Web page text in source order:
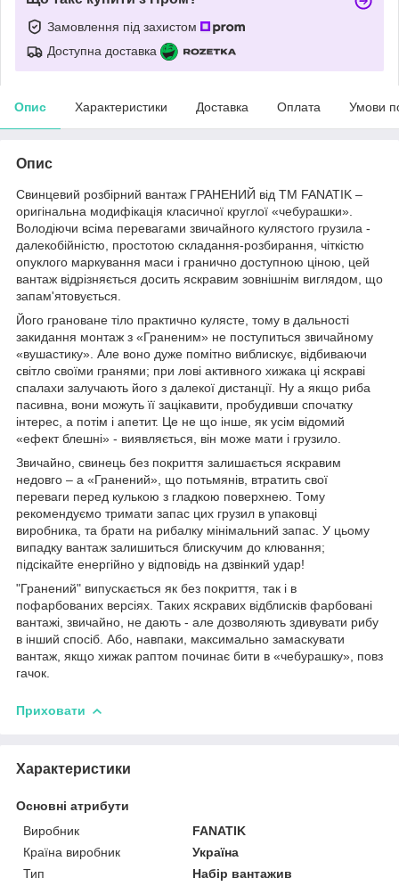
Замовлення під захистом
Доступна доставка
Опис Характеристики Доставка Оплата Умови
Опис
Свинцевий розбірний вантаж ГРАНЕНИЙ від ТМ FANATIK –
оригінальна модифікація класичної круглої «чебурашки».
Володіючи всіма перевагами звичайного кулястого грузила -
далекобійністю, простотою складання-розбирання, чіткістю
опуклого маркування маси і гранично доступною ціною, цей
вантаж відрізняється досить яскравим зовнішнім виглядом, що
запам'ятовується.
Його грановане тіло практично кулясте, тому в дальності
закидання монтаж з «Граненим» не поступиться звичайному
«вушастику». Але воно дуже помітно виблискує, відбиваючи
світло своїми гранями; при лові активного хижака ці яскраві
спалахи залучають його з далекої дистанції. Ну а якщо риба
пасивна, вони можуть її зацікавити, пробудивши спочатку
інтерес, а потім і апетит. Це не що інше, як усім відомий
«ефект блешні» - виявляється, він може мати і грузило.
Звичайно, свинець без покриття залишається яскравим
недовго – а «Гранений», що потьмянів, втратить свої
переваги перед кулькою з гладкою поверхнею. Тому
рекомендуємо тримати запас цих грузил в упаковці
виробника, та брати на рибалку мінімальний запас. У цьому
випадку вантаж залишиться блискучим до клювання;
підсікайте енергійно у відповідь на дзвінкий удар!
"Гранений" випускається як без покриття, так і в
пофарбованих версіях. Таких яскравих відблисків фарбовані
вантажі, звичайно, не дають - але дозволяють здивувати рибу
в інший спосіб. Або, навпаки, максимально замаскувати
вантаж, якщо хижак раптом починає бити в «чебурашку», повз
гачок.
Приховати
Характеристики
Основні атрибути
Виробник
FANATIK
Країна виробник
Україна
Тип
Набір вантажив